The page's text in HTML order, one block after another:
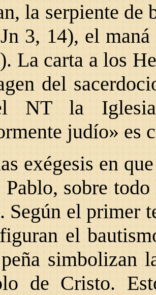
la serpiente
3, 14), el
La carta a los
del
NT la
judío» es
exégesis en
Pablo, sobre
Según el primer
el
simbolizan
de Cristo.